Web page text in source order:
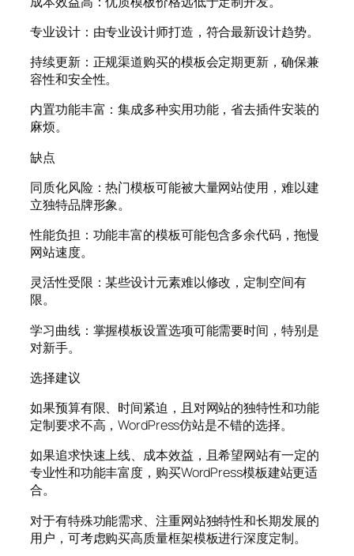
专业设计：由专业设计师打造，符合最新设计趋势。
持续更新：正规渠道购买的模板会定期更新，确保兼
容性和安全性。
内置功能丰富：集成多种实用功能，省去插件安装的
麻烦。
缺点
同质化风险：热门模板可能被大量网站使用，难以建
立独特品牌形象。
性能负担：功能丰富的模板可能包含多余代码，拖慢
网站速度。
灵活性受限：某些设计元素难以修改，定制空间有
限。
学习曲线：掌握模板设置选项可能需要时间，特别是
对新手。
选择建议
如果预算有限、时间紧迫，且对网站的独特性和功能
定制要求不高，WordPress仿站是不错的选择。
如果追求快速上线、成本效益，且希望网站有一定的
专业性和功能丰富度，购买WordPress模板建站更适
合。
对于有特殊功能需求、注重网站独特性和长期发展的
用户，可考虑购买高质量框架模板进行深度定制。